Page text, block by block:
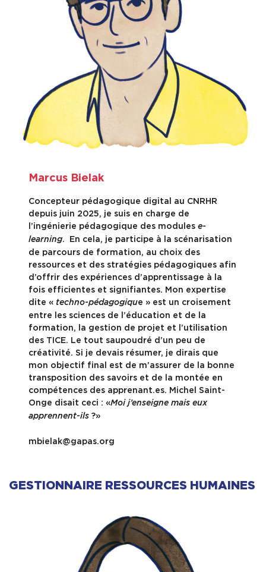
Marcus Bielak
Concepteur pédagogique digital au CNRHR
depuis juin 2025, je suis en charge de
l’ingénierie pédagogique des modulese-
learning. En cela, je participe à la scénarisation
de parcours de formation, au choix des
ressources et des stratégies pédagogiques afin
d’offrir des expériences d’apprentissage à la
fois efficientes et signifiantes. Mon expertise
dite « techno-pédagogique » est un croisement
entre les sciences de l’éducation et de la
formation, la gestion de projet et l’utilisation
des TICE. Le tout saupoudré d’un peu de
créativité. Si je devais résumer, je dirais que
mon objectif final est de m’assurer de la bonne
transposition des savoirs et de la montée en
compétences des apprenant.es. Michel Saint-
Onge disait ceci : «Moi j’enseigne mais eux
apprennent-ils?»
mbielak@gapas.org
GESTIONNAIRE RESSOURCES HUMAINES